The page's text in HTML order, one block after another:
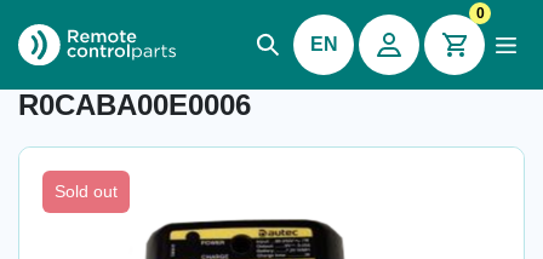
EN
0
Autec® battery charger MBC825A,
R0CABA00E0006
Sold out